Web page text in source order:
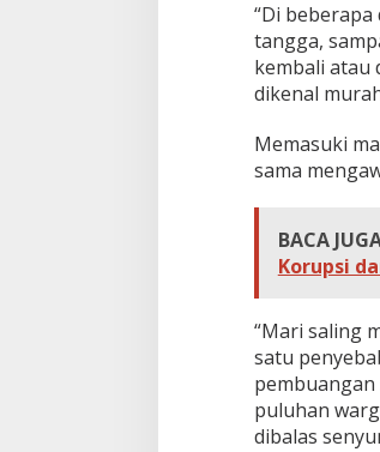
r
a
i
n
a
e
“Di
tangga,
kembali atau
dikenal
Memasuki
sama
BACA
Korupsi
“Mari saling
satu
pembuangan
puluhan
dibalas